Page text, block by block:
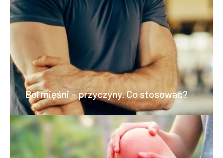
Ból mięśni – przyczyny. Co stosować?